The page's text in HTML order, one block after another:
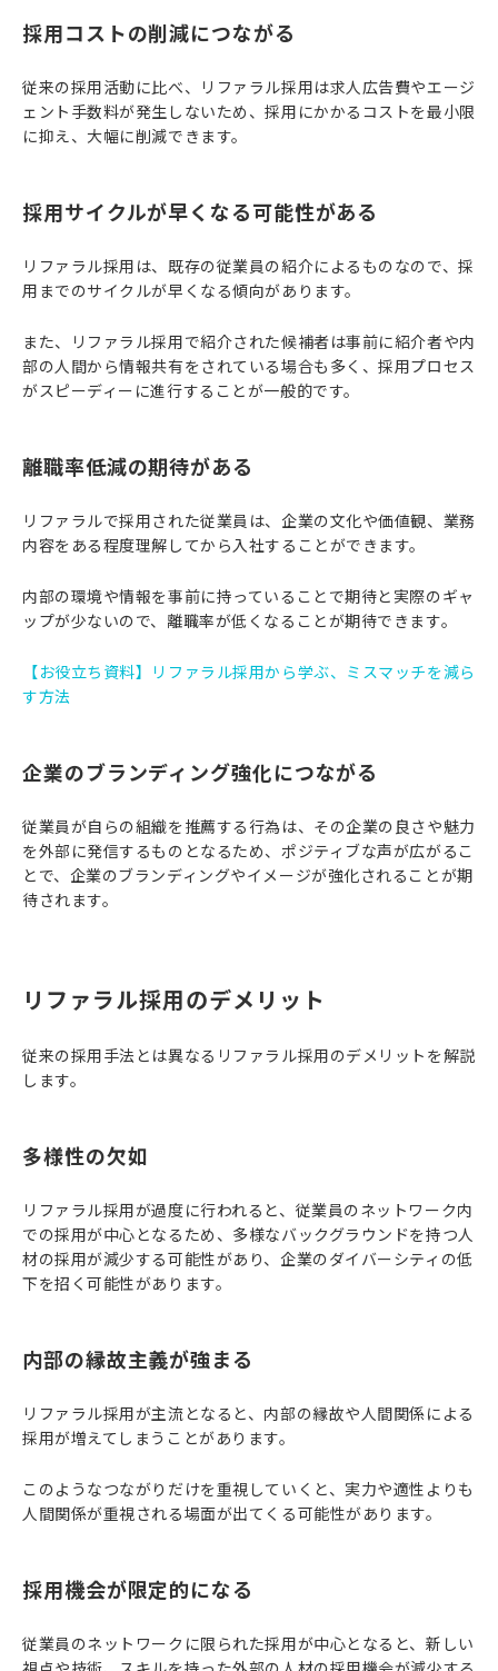
採用コストの削減につながる
従来の採用活動に比べ、リファラル採用は求人広告費やエージ
ェント手数料が発生しないため、採用にかかるコストを最小限
に抑え、大幅に削減できます。
採用サイクルが早くなる可能性がある
リファラル採用は、既存の従業員の紹介によるものなので、採
用までのサイクルが早くなる傾向があります。
また、リファラル採用で紹介された候補者は事前に紹介者や内
部の人間から情報共有をされている場合も多く、採用プロセス
がスピーディーに進行することが一般的です。
離職率低減の期待がある
リファラルで採用された従業員は、企業の文化や価値観、業務
内容をある程度理解してから入社することができます。
内部の環境や情報を事前に持っていることで期待と実際のギャ
ップが少ないので、離職率が低くなることが期待できます。
【お役立ち資料】リファラル採用から学ぶ、ミスマッチを減ら
す方法
企業のブランディング強化につながる
従業員が自らの組織を推薦する行為は、その企業の良さや魅力
を外部に発信するものとなるため、ポジティブな声が広がるこ
とで、企業のブランディングやイメージが強化されることが期
待されます。
リファラル採用のデメリット
従来の採用手法とは異なるリファラル採用のデメリットを解説
します。
多様性の欠如
リファラル採用が過度に行われると、従業員のネットワーク内
での採用が中心となるため、多様なバックグラウンドを持つ人
材の採用が減少する可能性があり、企業のダイバーシティの低
下を招く可能性があります。
内部の縁故主義が強まる
リファラル採用が主流となると、内部の縁故や人間関係による
採用が増えてしまうことがあります。
このようなつながりだけを重視していくと、実力や適性よりも
人間関係が重視される場面が出てくる可能性があります。
採用機会が限定的になる
従業員のネットワークに限られた採用が中心となると、新しい